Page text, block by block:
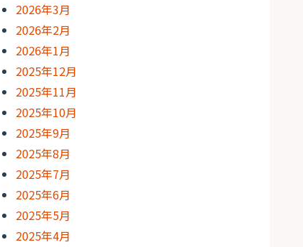
2026年3月
2026年2月
2026年1月
2025年12月
2025年11月
2025年10月
2025年9月
2025年8月
2025年7月
2025年6月
2025年5月
2025年4月